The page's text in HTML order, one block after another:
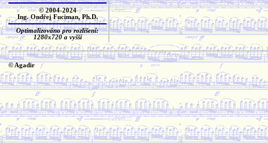
© 2004-2024
Ing. Ondřej Fuciman, Ph.D.
Optimalizováno pro rozlišení:
1280x720 a vyšší
© Agadir